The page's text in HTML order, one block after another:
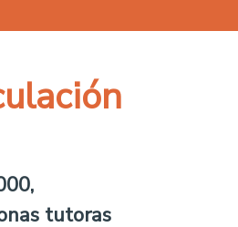
tutoras